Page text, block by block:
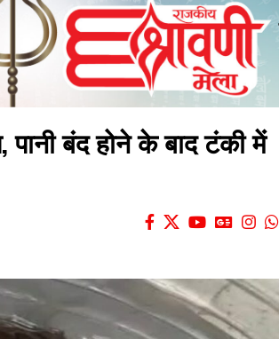
बंद होने के बाद टंकी में